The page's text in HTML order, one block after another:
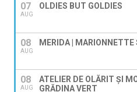
07
AUG
OLDIES BUT GOLDIES
08
AUG
MERIDA | MARIONNETTE
08
AUG
ATELIER DE OLĂRIT ȘI
GRĂDINA VERT